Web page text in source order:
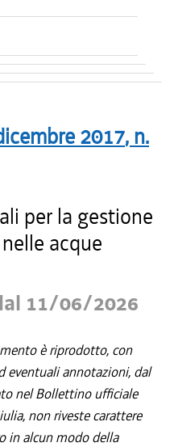
2017, n.
per la gestione
acque
11/06/2026
è riprodotto, con
eventuali annotazioni, dal
nel Bollettino ufficiale
non riveste carattere
in alcun modo della